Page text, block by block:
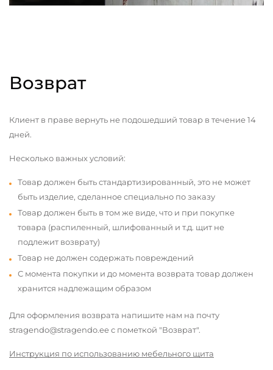
Возврат
Клиент в праве вернуть не подошедший товар в течение 14
дней.
Несколько важных условий:
Товар должен быть стандартизированный, это не может
быть изделие, сделанное специально по заказу
Товар должен быть в том же виде, что и при покупке
товара (распиленный, шлифованный и т.д. щит не
подлежит возврату)
Товар не должен содержать повреждений
С момента покупки и до момента возврата товар должен
хранится надлежащим образом
Для оформления возврата напишите нам на почту
stragendo@stragendo.ee с пометкой "Возврат".
Инструкция по использованию мебельного щита